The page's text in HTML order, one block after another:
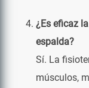
¿Es eficaz
espalda?
Sí. La
músculos,